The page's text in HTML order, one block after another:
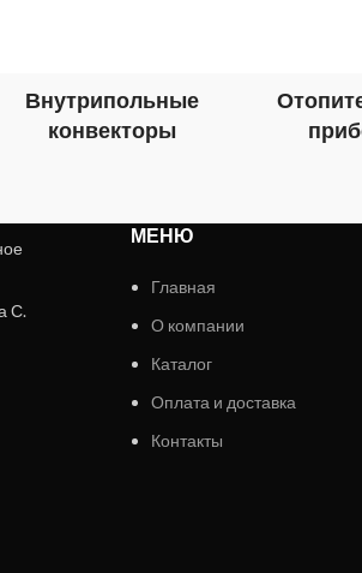
Внутрипольные
конвекторы
С.
МЕНЮ
Главная
О компании
Каталог
Оплата и доставка
Контакты